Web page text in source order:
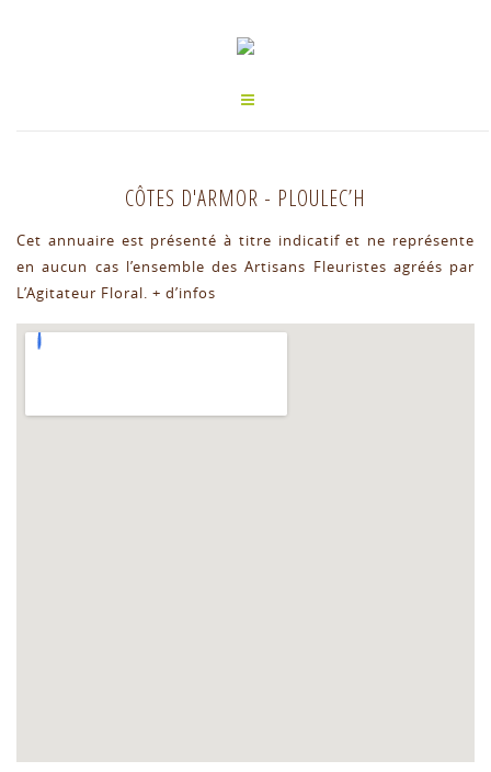
CÔTES D'ARMOR - PLOULEC’H
Cet annuaire est présenté à titre indicatif et ne représente
en aucun cas l’ensemble des Artisans Fleuristes agréés par
L’Agitateur Floral. + d’infos